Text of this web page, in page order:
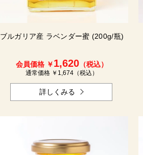
ブルガリア産 ラベンダー蜜 (200g/瓶)
会員価格 ￥1,620 （税込）
通常価格 ￥ 1,674 （税込）
詳しくみる